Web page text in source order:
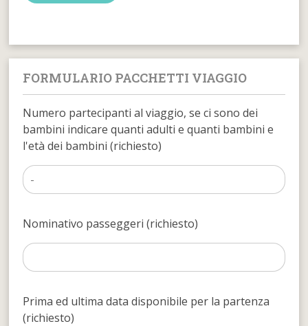
FORMULARIO PACCHETTI VIAGGIO
Numero partecipanti al viaggio, se ci sono dei
bambini indicare quanti adulti e quanti bambini e
l'età dei bambini (richiesto)
Nominativo passeggeri (richiesto)
Prima ed ultima data disponibile per la partenza
(richiesto)